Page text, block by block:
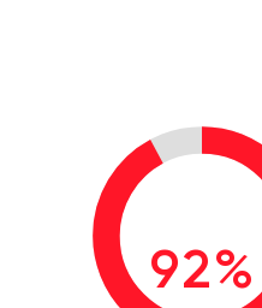
92%